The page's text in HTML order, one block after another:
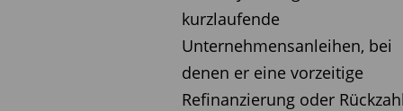
Fazit:Der Abaki Fixed
Zinsumfeld renditestarke,
Erträge – durch
fernab klassischer
kurzlaufende
Unternehmensanleihen, bei
denen er eine vorzeitige
Refinanzierung oder